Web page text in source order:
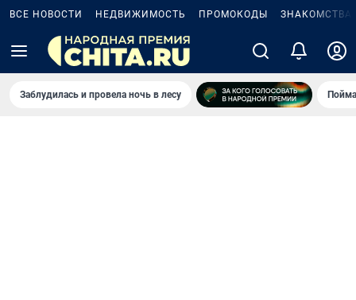
ВСЕ НОВОСТИ НЕДВИЖИМОСТЬ ПРОМОКОДЫ ЗНАКОМСТВА
Заблудилась и провела ночь в лесу